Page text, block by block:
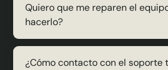
Quiero que me reparen el
hacerlo?
¿Cómo contacto con el soporte